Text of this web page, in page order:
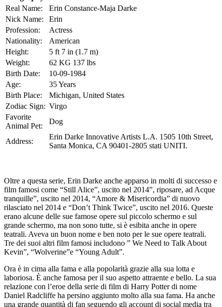
Real Name:
Erin Constance-Maja Darke
Nick Name:
Erin
Profession:
Actress
Nationality:
American
Height:
5 ft 7 in (1.7 m)
Weight:
62 KG 137 lbs
Birth Date:
10-09-1984
Age:
35 Years
Birth Place:
Michigan, United States
Zodiac Sign: Virgo
Favorite
Animal Pet:
Dog
Address:
Erin Darke Innovative Artists L.A. 1505 10th Street,
Santa Monica, CA 90401-2805 stati UNITI.
Oltre a questa serie, Erin Darke anche apparso in molti di successo e
film famosi come “Still Alice”, uscito nel 2014”, riposare, ad Acque
tranquille”, uscito nel 2014, “Amore & Misericordia” di nuovo
rilasciato nel 2014 e “Don’t Think Twice”, uscito nel 2016. Queste
erano alcune delle sue famose opere sul piccolo schermo e sul
grande schermo, ma non sono tutte, si è esibita anche in opere
teatrali. Aveva un buon nome e ben noto per le sue opere teatrali.
Tre dei suoi altri film famosi includono ” We Need to Talk About
Kevin”, “Wolverine”e “Young Adult”.
Ora è in cima alla fama e alla popolarità grazie alla sua lotta e
laboriosa. È anche famosa per il suo aspetto attraente e bello. La sua
relazione con l’eroe della serie di film di Harry Potter di nome
Daniel Radcliffe ha persino aggiunto molto alla sua fama. Ha anche
una grande quantità di fan seguendo gli account di social media tra